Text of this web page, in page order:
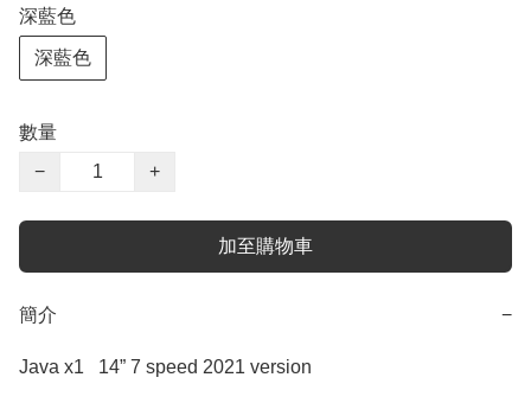
深藍色
深藍色
數量
−
+
加至購物車
簡介 −